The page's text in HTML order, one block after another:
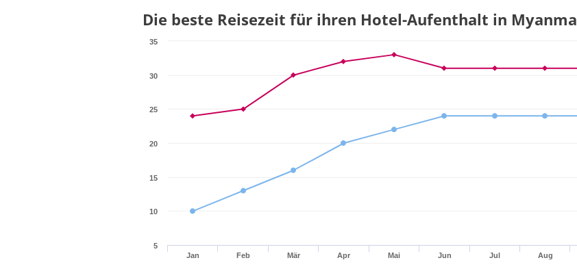
Die beste Reisezeit für ihren Hotel-Aufenthalt in
Jan Feb Mär Apr Mai Jun Jul Aug
5
10
15
20
25
30
35